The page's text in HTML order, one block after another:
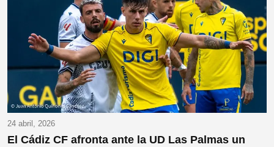
24 abril, 2026
El Cádiz CF afronta ante la UD Las Palmas un